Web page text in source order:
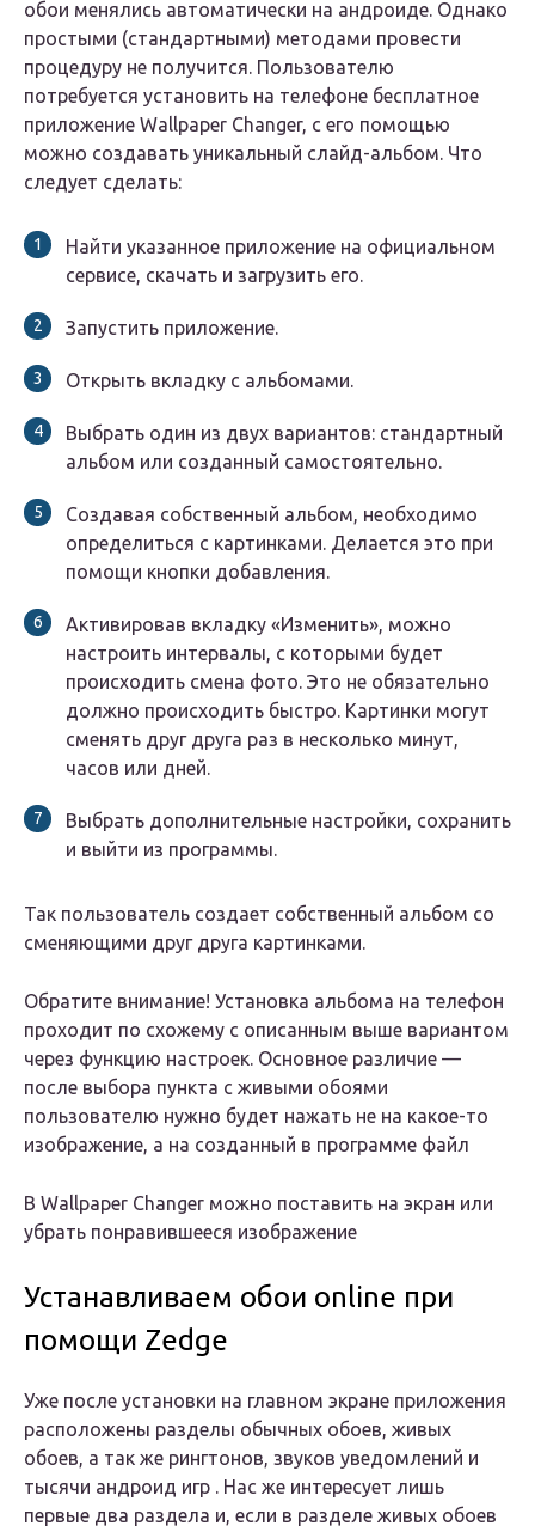
обои менялись автоматически на андроиде. Однако
простыми (стандартными) методами провести
процедуру не получится. Пользователю
потребуется установить на телефоне бесплатное
приложение Wallpaper Changer, с его помощью
можно создавать уникальный слайд-альбом. Что
следует сделать:
Найти указанное приложение на официальном
сервисе, скачать и загрузить его.
Запустить приложение.
Открыть вкладку с альбомами.
Выбрать один из двух вариантов: стандартный
альбом или созданный самостоятельно.
Создавая собственный альбом, необходимо
определиться с картинками. Делается это при
помощи кнопки добавления.
Активировав вкладку «Изменить», можно
настроить интервалы, с которыми будет
происходить смена фото. Это не обязательно
должно происходить быстро. Картинки могут
сменять друг друга раз в несколько минут,
часов или дней.
Выбрать дополнительные настройки, сохранить
и выйти из программы.
Так пользователь создает собственный альбом со
сменяющими друг друга картинками.
Обратите внимание! Установка альбома на телефон
проходит по схожему с описанным выше вариантом
через функцию настроек. Основное различие —
после выбора пункта с живыми обоями
пользователю нужно будет нажать не на какое-то
изображение, а на созданный в программе файл
В Wallpaper Changer можно поставить на экран или
убрать понравившееся изображение
Устанавливаем обои online при
помощи Zedge
Уже после установки на главном экране приложения
расположены разделы обычных обоев, живых
обоев, а так же рингтонов, звуков уведомлений и
тысячи андроид игр . Нас же интересует лишь
первые два раздела и, если в разделе живых обоев